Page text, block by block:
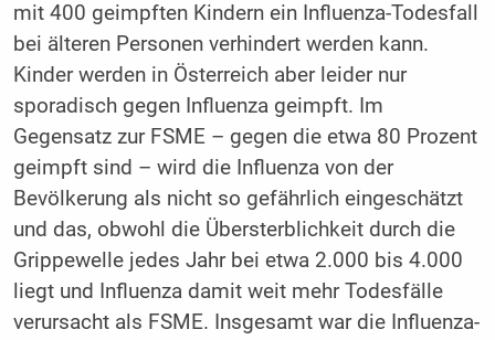
mit 400 geimpften Kindern ein Influenza-Todesfall
bei älteren Personen verhindert werden kann.
Kinder werden in Österreich aber leider nur
sporadisch gegen Influenza geimpft. Im
Gegensatz zur FSME – gegen die etwa 80 Prozent
geimpft sind – wird die Influenza von der
Bevölkerung als nicht so gefährlich eingeschätzt
und das, obwohl die Übersterblichkeit durch die
Grippewelle jedes Jahr bei etwa 2.000 bis 4.000
liegt und Influenza damit weit mehr Todesfälle
verursacht als FSME. Insgesamt war die Influenza-